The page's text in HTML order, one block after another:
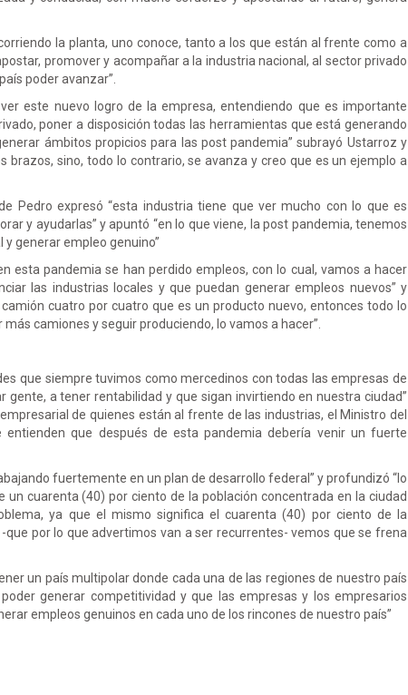
la planta, uno conoce, tanto a los que están al frente como a
promover y acompañar a la industria nacional, al sector privado
poder avanzar”.
este nuevo logro de la empresa, entendiendo que es importante
poner a disposición todas las herramientas que está generando
ámbitos propicios para las post pandemia” subrayó Ustarroz y
brazos, sino, todo lo contrario, se avanza y creo que es un ejemplo a
Pedro expresó “esta industria tiene que ver mucho con lo que es
y ayudarlas” y apuntó “en lo que viene, la post pandemia, tenemos
generar empleo genuino”
esta pandemia se han perdido empleos, con lo cual, vamos a hacer
las industrias locales y que puedan generar empleos nuevos” y
cuatro por cuatro que es un producto nuevo, entonces todo lo
camiones y seguir produciendo, lo vamos a hacer”.
que siempre tuvimos como mercedinos con todas las empresas de
gente, a tener rentabilidad y que sigan invirtiendo en nuestra ciudad”
de quienes están al frente de las industrias, el Ministro del
entienden que después de esta pandemia debería venir un fuerte
fuertemente en un plan de desarrollo federal” y profundizó “lo
cuarenta (40) por ciento de la población concentrada en la ciudad
ya que el mismo significa el cuarenta (40) por ciento de la
por lo que advertimos van a ser recurrentes- vemos que se frena
un país multipolar donde cada una de las regiones de nuestro país
generar competitividad y que las empresas y los empresarios
empleos genuinos en cada uno de los rincones de nuestro país”